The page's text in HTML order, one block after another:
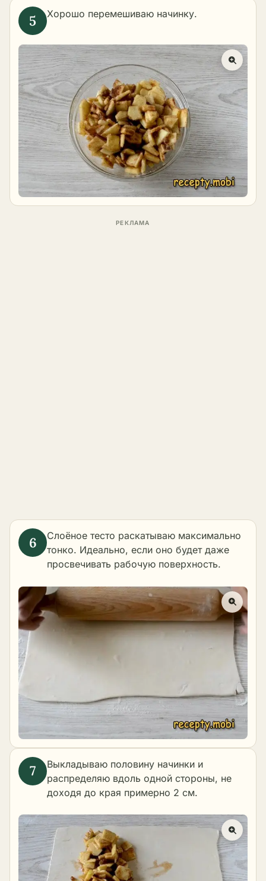
Хорошо перемешиваю начинку.
Слоёное тесто раскатываю максимально
тонко. Идеально, если оно будет даже
просвечивать рабочую поверхность.
Выкладываю половину начинки и
распределяю вдоль одной стороны, не
доходя до края примерно 2 см.